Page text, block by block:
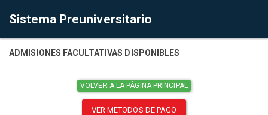
Sistema Preuniversitario
ADMISIONES FACULTATIVAS DISPONIBLES
VOLVER A LA PÁGINA PRINCIPAL
VER METODOS DE PAGO